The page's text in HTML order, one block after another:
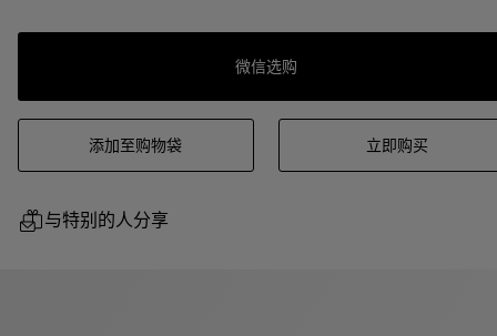
微信选购
添加至购物袋 立即购买
与特别的人分享